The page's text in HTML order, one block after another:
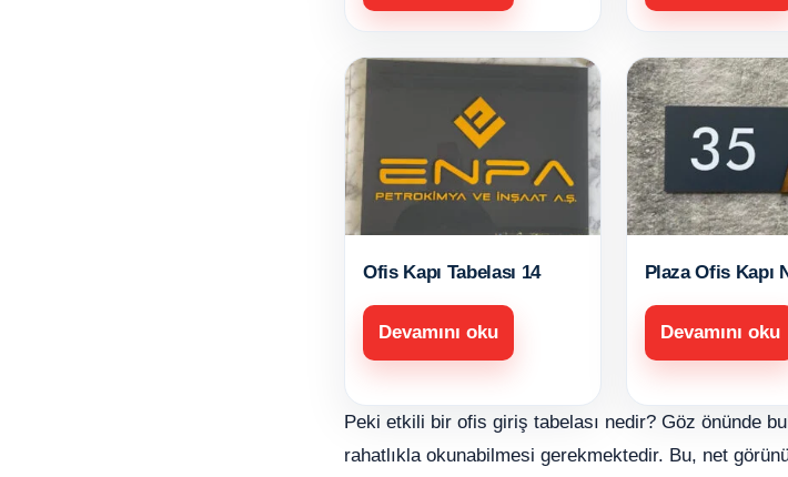
Ofis Kapı Tabelası 14
Devamını oku
Plaza Ofis Kapı
Devamını oku
Peki etkili bir ofis giriş tabelası nedir? Göz önünde
rahatlıkla okunabilmesi gerekmektedir. Bu, net